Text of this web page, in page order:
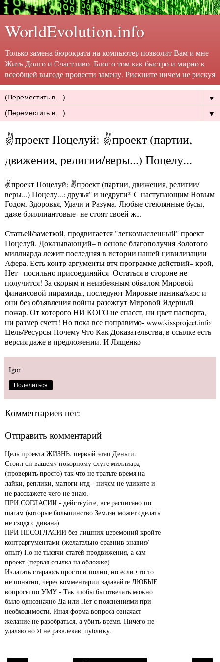
WorldEvolution.info
Только замена бюрократа на компьютер позволит Вам и мне
Жить Долго и Счастливо. Блог о том как быстро и мирно к
всеобщей выгоде провести замену. Рискните ничем не рискуя
▼
▼
✌проект Поцелуй: ✌проект (партии,
движения, религии/веры...) Поцелу...
✌проект Поцелуй: ✌проект (партии, движения, религии/
веры...) Поцелу...: друзья" и недруги* С наступающим Новым
Годом. Здоровья, Удачи и Разума. Любые стеклянные бусы,
даже бриллиантовые- не стоят своей ж...
Статьей/заметкой, продвигается "легкомысленный" проект
Поцелуй. Доказывающий– в основе благополучия Золотого
миллиарда лежит последняя в истории нашей цивилизации
Афера. Есть контр аргументы втч программе действий– крой,
Нет– посильно присоединяйся- Остаться в стороне не
получится! За скорым и неизбежным обвалом Мировой
финансовой пирамиды, последуют Мировые паника/хаос и
они без объявления войны разожгут Мировой Ядерный
пожар. От которого НИ КОГО не спасет, ни цвет паспорта,
ни размер счета! Но пока все поправимо- www.kissproject.info
Цель/Ресурсы Почему Что Как Доказательства, в ссылке есть
версия даже в предложении. И.Лященко
Igor
Поделиться
Комментариев нет:
Отправить комментарий
Цель проекта ЖИЗНЬ, первый этап Деньги.
Стоил он вашему покорному слуге миллиард
(проверить просто) так что не тратьте время на
лайки, реплики, матюги итд - ничем не удивите и
не расскажете чего не знаю.
ПРИ СОГЛАСИИ - действуйте, все расписано по
шагам (которые большинство Землян может сделать
не сходя с дивана)
ПРИ НЕСОГЛАСИИ без лишних церемоний кройте
контраргументами (желательно сравнив знания/
опыт) Но не тысячи статей продвижения, а сам
проект (первая ссылка на обложке)
Излагать стараюсь просто и полно, но если что то
не понятно, через комментарии задавайте ЛЮБЫЕ
вопросы по УМУ - Так чтобы бы отвечать можно
было однозначно Да или Нет с пояснениями при
необходимости. Иная форма вопроса означает
желание не разобраться, а убить время. Ничего не
удаляю но Я не развлекаю публику.